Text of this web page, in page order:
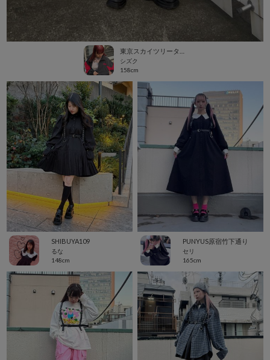
シズク
158cm
SHIBUYA109
るな
148cm
PUNYUS原宿竹下通り
セリ
165cm